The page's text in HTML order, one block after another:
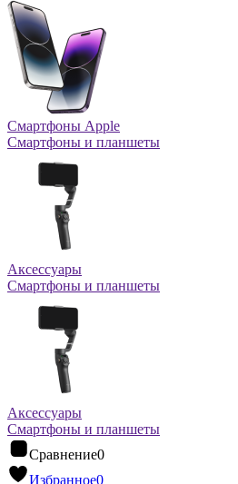
Смартфоны Apple
Смартфоны и планшеты
Аксессуары
Смартфоны и планшеты
Аксессуары
Смартфоны и планшеты
Сравнение0
Избранное0